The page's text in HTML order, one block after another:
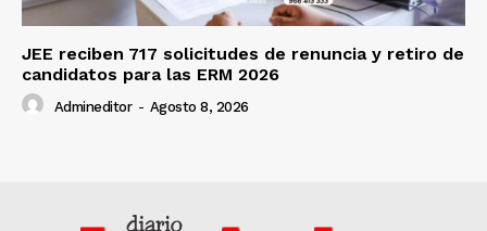
JEE reciben 717 solicitudes de renuncia y retiro de
candidatos para las ERM 2026
Admineditor - Agosto 8, 2026